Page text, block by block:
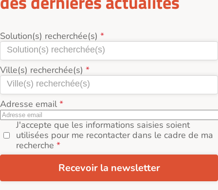
Solution(s) recherchée(s)
Ville(s) recherchée(s)
Adresse email
J'accepte que les informations saisies soient
utilisées pour me recontacter dans le cadre de ma
recherche
Recevoir la newsletter